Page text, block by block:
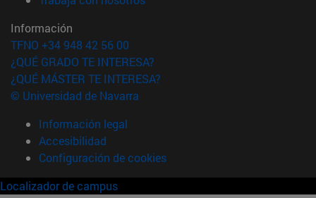
Información
TFNO +34 948 42 56 00
¿QUÉ GRADO TE INTERESA?
¿QUÉ MÁSTER TE INTERESA?
© Universidad de Navarra
Información legal
Accesibilidad
Configuración de cookies
Localizador de campus